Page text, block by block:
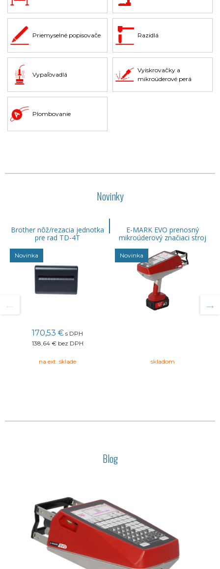
Priemyselné popisovače Razidlá
Vypaľovadlá
Vyiskrovačky a
mikroúderové perá
Plombovanie
Novinky
Brother nôž/rezacia jednotka
pre rad TD-4T
Novinka
170,53 € s DPH
138,64 € bez DPH
na ext. sklade
E-MARK EVO prenosný
mikroúderový značiaci stroj
Novinka
skladom
Blog